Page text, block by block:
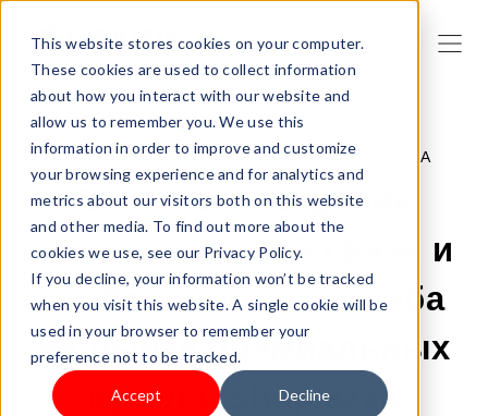
This website stores cookies on your computer.
These cookies are used to collect information
about how you interact with our website and
allow us to remember you. We use this
information in order to improve and customize
your browsing experience and for analytics and
metrics about our visitors both on this website
and other media. To find out more about the
cookies we use, see our Privacy Policy.
If you decline, your information won’t be tracked
when you visit this website. A single cookie will be
used in your browser to remember your
preference not to be tracked.
Accept Decline
28.01.2026 0:00:00 |НОВОСТИ SHOPLAZZA
Babeside: создание
эмоциональной связи и
глобального масштаба
на рынке премиальных
кукол с Shoplazza